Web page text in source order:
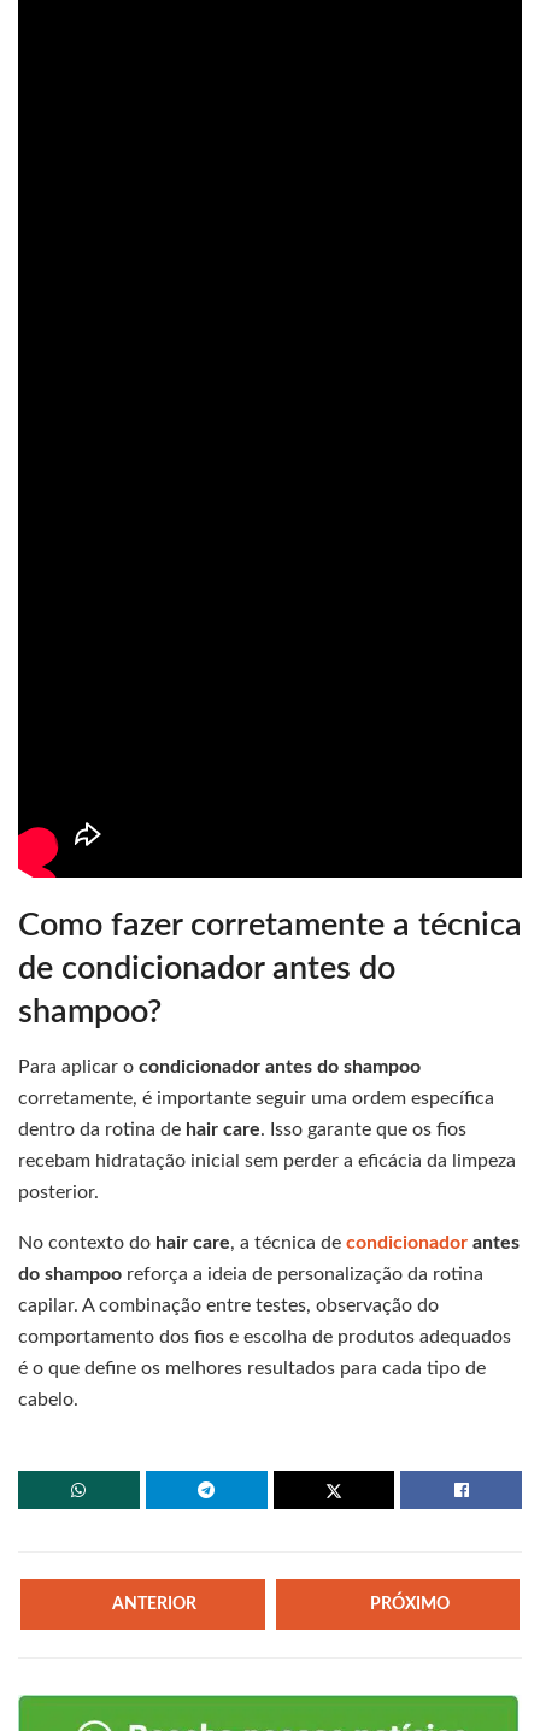
Como fazer corretamente a técnica
de condicionador antes do
shampoo?
Para aplicar o condicionador antes do shampoo
corretamente, é importante seguir uma ordem específica
dentro da rotina de hair care. Isso garante que os fios
recebam hidratação inicial sem perder a eficácia da limpeza
posterior.
No contexto do hair care, a técnica de condicionador antes
do shampoo reforça a ideia de personalização da rotina
capilar. A combinação entre testes, observação do
comportamento dos fios e escolha de produtos adequados
é o que define os melhores resultados para cada tipo de
cabelo.
ANTERIOR PRÓXIMO